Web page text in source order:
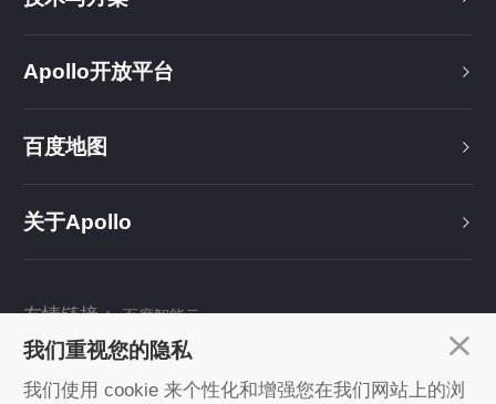
我们重视您的隐私
我们使用 cookie 来个性化和增强您在我们网站上的浏
Apollo开放平台
百度地图
关于Apollo
友情链接：百度智能云
关注我们：